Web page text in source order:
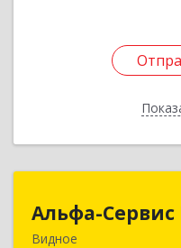
Альфа-
Видное